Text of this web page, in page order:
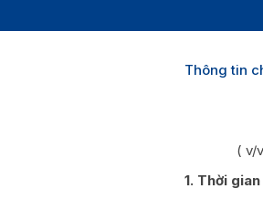
Thông tin
( v/
1. Thời